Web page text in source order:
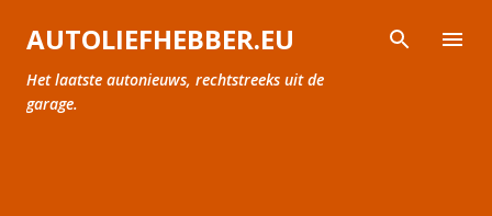
Doorgaan naar hoofdcontent
AUTOLIEFHEBBER.EU
Het laatste autonieuws, rechtstreeks uit de
garage.